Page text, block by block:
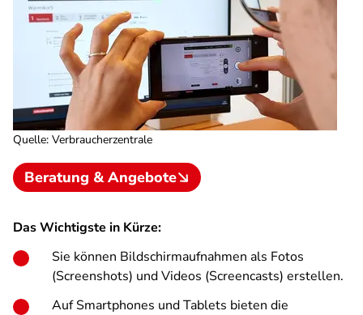
Quelle: Verbraucherzentrale
Beratung & Angebote
Das Wichtigste in Kürze:
Sie können Bildschirmaufnahmen als Fotos
(Screenshots) und Videos (Screencasts) erstellen.
Auf Smartphones und Tablets bieten die